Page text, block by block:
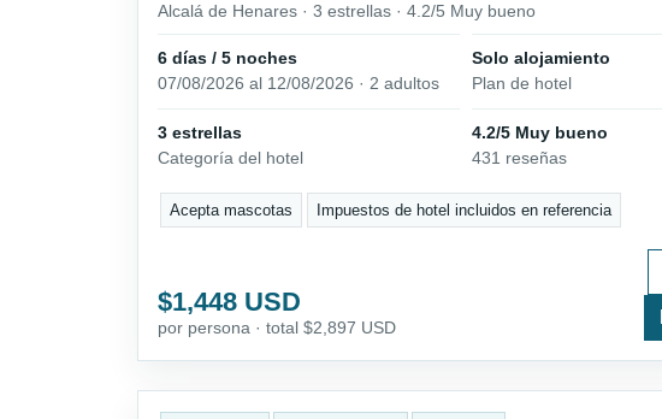
Alcalá de Henares · 3 estrellas · 4.2/5 Muy bueno
6 días / 5 noches
07/08/2026 al 12/08/2026 · 2 adultos
Solo alojamiento
Plan de hotel
3 estrellas
Categoría del hotel
4.2/5 Muy bueno
431 reseñas
Acepta mascotas Impuestos de hotel incluidos en referencia
$1,448 USD
por persona · total $2,897 USD